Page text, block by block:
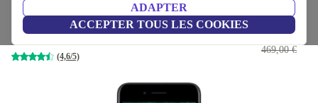
ADAPTER
ACCEPTER TOUS LES COOKIES
iPhone 7 Plus
32 GB | noir
(4,6/5)
80,64 €
469,00 €